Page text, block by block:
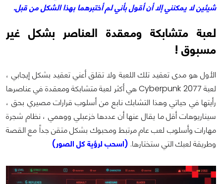
شيئين لا يمكنني إلا أن أقول بأني لم أختبرهما بهذا الشكل من قبل.
لعبة متشابكة ومعقدة العناصر بشكل غير
مسبوق !
الأول هو مدى تعقيد تلك اللعبة ولا تقلق أعني تعقيد بشكل إيجابي ،
لعبة Cyberpunk 2077 هي أكثر لعبة متشابكة ومعقدة في عناصرها
رأيتها في حياتي وهذا التشابك نابع من أسلوب قرارات مصيري بحق ،
سيناريوهات أقل ما يقال عنها أن عددها خزعبلي ووهمي ، نظام شجرة
مهارات وأسلوب لعب عام مرتبط ومحبوك بشكل متقن جداً مع القصة
وطريقة لعبك التي ستختارها. (اسحب لرؤية كل الصور)